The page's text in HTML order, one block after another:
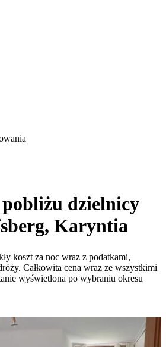
dzielnicy
Karyntia
koszt za noc wraz z podatkami,
Całkowita cena wraz ze wszystkimi
wyświetlona po wybraniu okresu